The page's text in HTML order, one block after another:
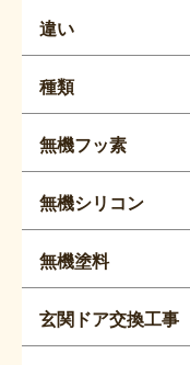
違い
種類
無機フッ素
無機シリコン
無機塗料
玄関ドア交換工事